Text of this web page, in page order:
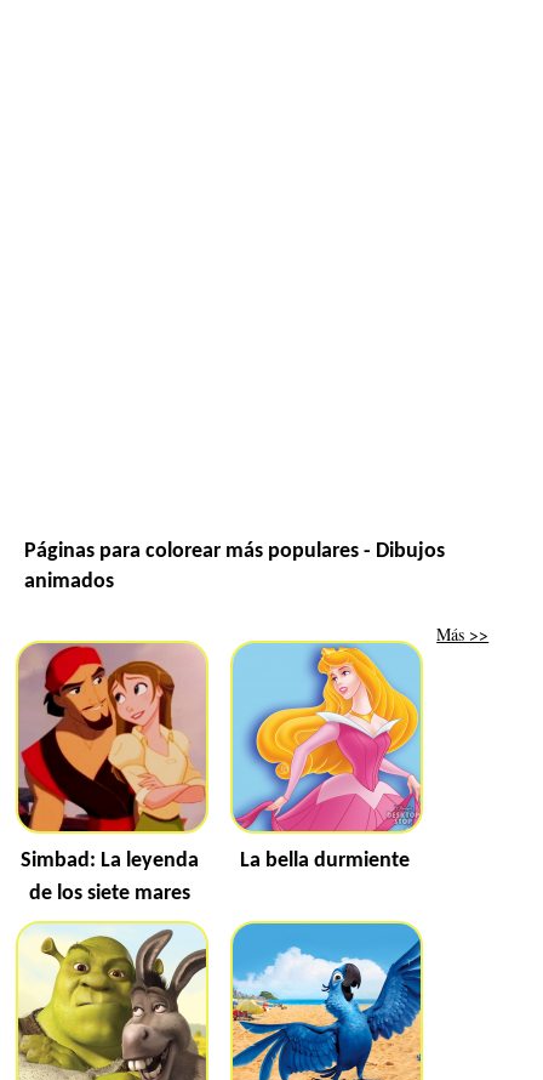
Páginas para colorear más populares - Dibujos
animados
Simbad: La leyenda
de los siete mares
La bella durmiente
Más >>